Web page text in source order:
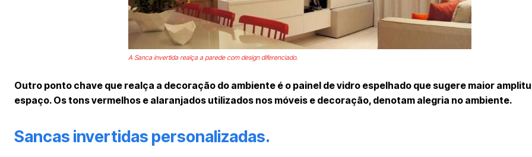
A Sanca invertida realça a parede com design diferenciado.
Outro ponto chave que realça a decoração do ambiente é o painel de vidro espelhado que sugere maior
espaço. Os tons vermelhos e alaranjados utilizados nos móveis e decoração, denotam alegria no ambiente.
Sancas invertidas personalizadas.